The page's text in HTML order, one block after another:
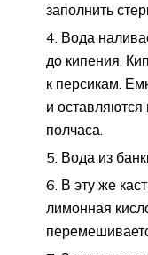
заполнить
Вода
до кипения.
к персикам.
и
полчаса.
Вода из
В эту же
лимонная